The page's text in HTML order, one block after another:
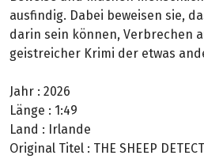
ausfindig. Dabei beweisen sie,
darin sein können, Verbrechen
geistreicher Krimi der etwas
Jahr : 2026
Länge : 1:49
Land : Irlande
Original Titel : THE SHEEP